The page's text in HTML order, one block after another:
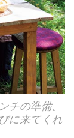
チの準備。
に来てくれ